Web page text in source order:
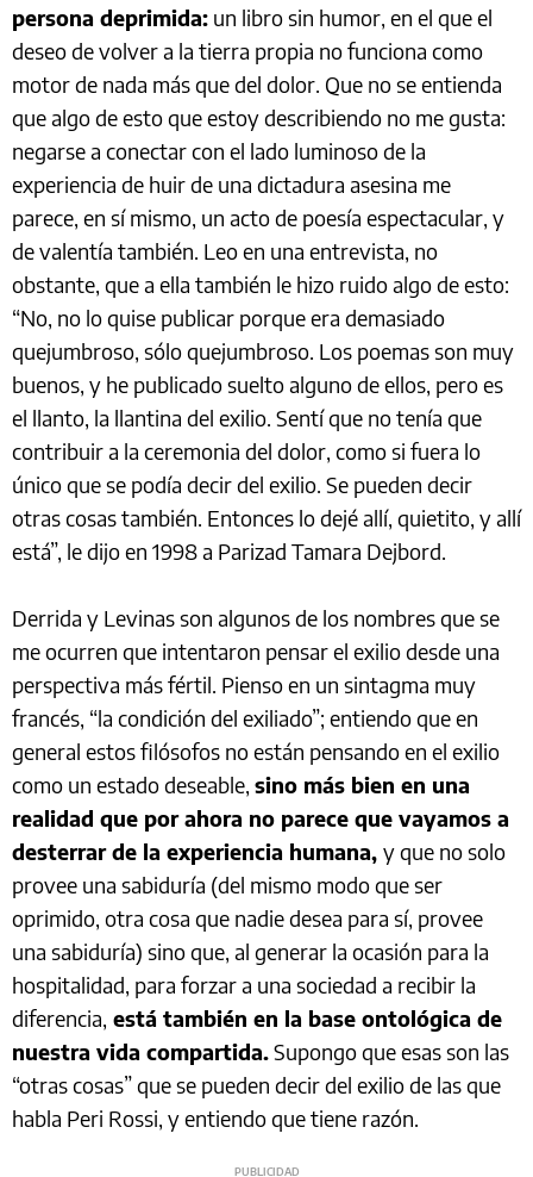
persona deprimida: un libro sin humor, en el que el
deseo de volver a la tierra propia no funciona como
motor de nada más que del dolor. Que no se entienda
que algo de esto que estoy describiendo no me gusta:
negarse a conectar con el lado luminoso de la
experiencia de huir de una dictadura asesina me
parece, en sí mismo, un acto de poesía espectacular, y
de valentía también. Leo en una entrevista, no
obstante, que a ella también le hizo ruido algo de esto:
“No, no lo quise publicar porque era demasiado
quejumbroso, sólo quejumbroso. Los poemas son muy
buenos, y he publicado suelto alguno de ellos, pero es
el llanto, la llantina del exilio. Sentí que no tenía que
contribuir a la ceremonia del dolor, como si fuera lo
único que se podía decir del exilio. Se pueden decir
otras cosas también. Entonces lo dejé allí, quietito, y allí
está”, le dijo en 1998 a Parizad Tamara Dejbord.
Derrida y Levinas son algunos de los nombres que se
me ocurren que intentaron pensar el exilio desde una
perspectiva más fértil. Pienso en un sintagma muy
francés, “la condición del exiliado”; entiendo que en
general estos filósofos no están pensando en el exilio
como un estado deseable, sino más bien en una
realidad que por ahora no parece que vayamos a
desterrar de la experiencia humana, y que no solo
provee una sabiduría (del mismo modo que ser
oprimido, otra cosa que nadie desea para sí, provee
una sabiduría) sino que, al generar la ocasión para la
hospitalidad, para forzar a una sociedad a recibir la
diferencia, está también en la base ontológica de
nuestra vida compartida.Supongo que esas son las
“otras cosas” que se pueden decir del exilio de las que
habla Peri Rossi, y entiendo que tiene razón.